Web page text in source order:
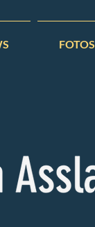
FOTOS